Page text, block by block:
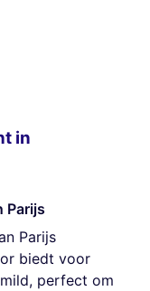
in
Parijs
Parijs
biedt voor
perfect om